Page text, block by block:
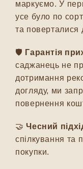
маркуємо. У
усе було по
та поверталися
🛡️ Гарантія
саджанець не
дотримання
догляду, ми
повернення
🤝Чесний
спілкування та
покупки.